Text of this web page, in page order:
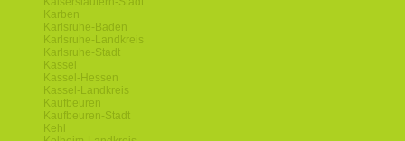
Karben
Karlsruhe-Baden
Karlsruhe-Landkreis
Karlsruhe-Stadt
Kassel
Kassel-Hessen
Kassel-Landkreis
Kaufbeuren
Kaufbeuren-Stadt
Kehl